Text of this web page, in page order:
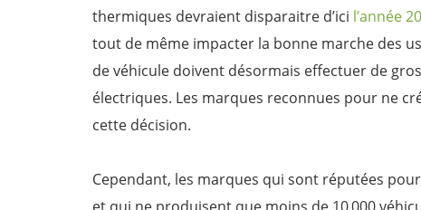
thermiques devraient disparaitre d’ici l’année
tout de même impacter la bonne marche des
de véhicule doivent désormais effectuer de
électriques. Les marques reconnues pour ne
cette décision.
Cependant, les marques qui sont réputées